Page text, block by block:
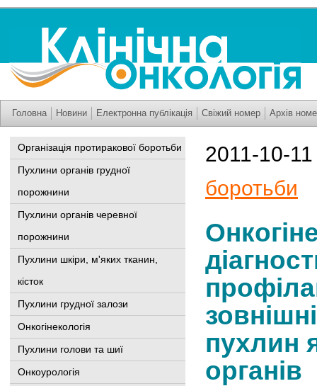
Головна Новини Електронна публікація Свіжий номер Архів
Організація протиракової боротьби
Пухлини органів грудної
порожнини
Пухлини органів черевної
порожнини
Пухлини шкіри, м'яких тканин,
кісток
Пухлини грудної залози
Онкогінекологія
Пухлини голови та шиї
Онкоурологія
2011-10-
боротьби
пухлин
органів